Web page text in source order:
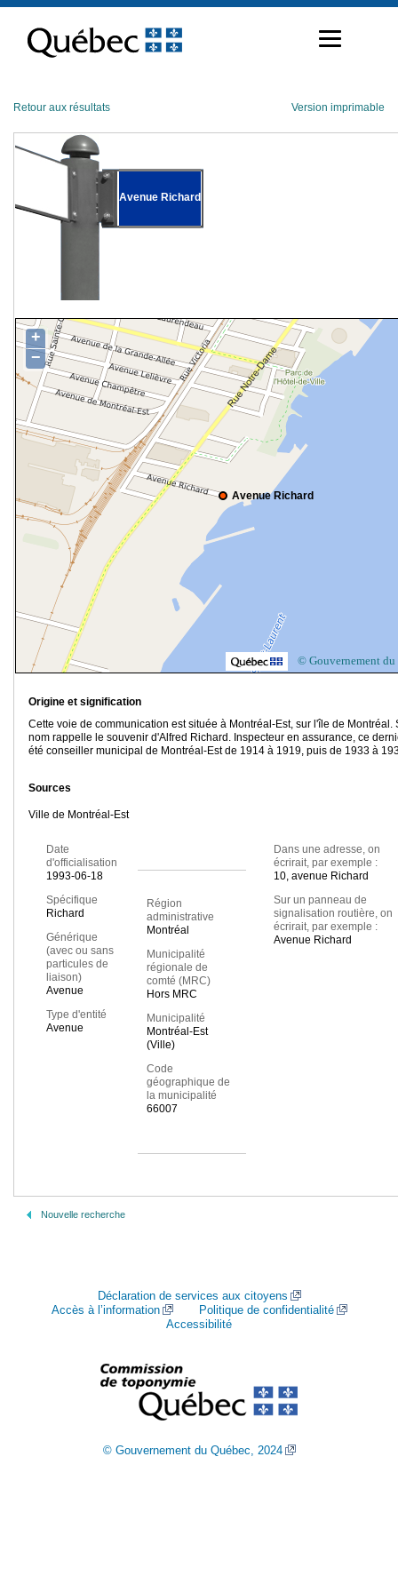
contenu
Retour aux résultats Version imprimable
Avenue Richard
Avenue Richard
+
−
© Gouvernement du
Origine et signification
Cette voie de communication est située à Montréal-Est, sur l'île de Montréal.
nom rappelle le souvenir d'Alfred Richard. Inspecteur en assurance, ce
été conseiller municipal de Montréal-Est de 1914 à 1919, puis de 1933 à
Sources
Ville de Montréal-Est
Date
d'officialisation
1993-06-18
Spécifique
Richard
Générique
(avec ou sans
particules de
liaison)
Avenue
Type d'entité
Avenue
Région
administrative
Montréal
Municipalité
régionale de
comté (MRC)
Hors MRC
Municipalité
Montréal-Est
(Ville)
Code
géographique de
la municipalité
66007
Dans une adresse, on
écrirait, par exemple :
10, avenue Richard
Sur un panneau de
signalisation routière, on
écrirait, par exemple :
Avenue Richard
Nouvelle recherche
Déclaration de services aux citoyens
Accès à l’information
Politique de confidentialité
Accessibilité
© Gouvernement du Québec, 2024